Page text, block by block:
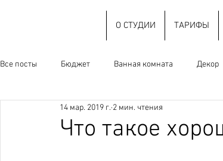
О СТУДИИ ТАРИФЫ
Все посты Бюджет Ванная комната Декор
Наследство СССР О студии
Что такое
14 мар. 2019 г. 2 мин. чтения